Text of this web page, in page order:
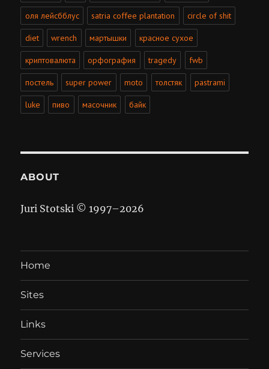
оля лейсбблус satria coffee plantation circle of shit
diet wrench мартышки красное сухое
криптовалюта орфография tragedy fwb
постель super power moto толстяк pastrami
luke пиво масочник байк
ABOUT
Juri Stotski © 1997–2026
Home
Sites
Links
Services